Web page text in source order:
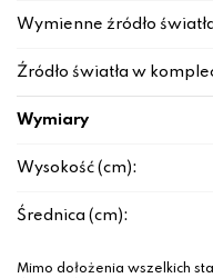
Wymienne źródło
Źródło światła w
Wymiary
Wysokość (cm):
Średnica (cm):
Mimo dołożenia wszelkich